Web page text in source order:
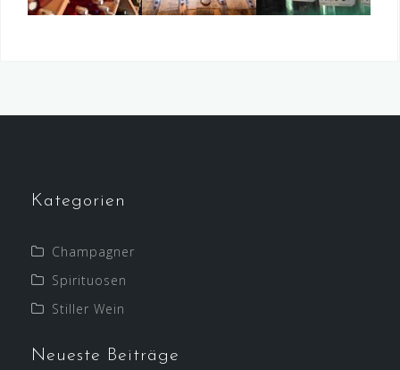
Kategorien
Champagner
Spirituosen
Stiller Wein
Neueste Beiträge